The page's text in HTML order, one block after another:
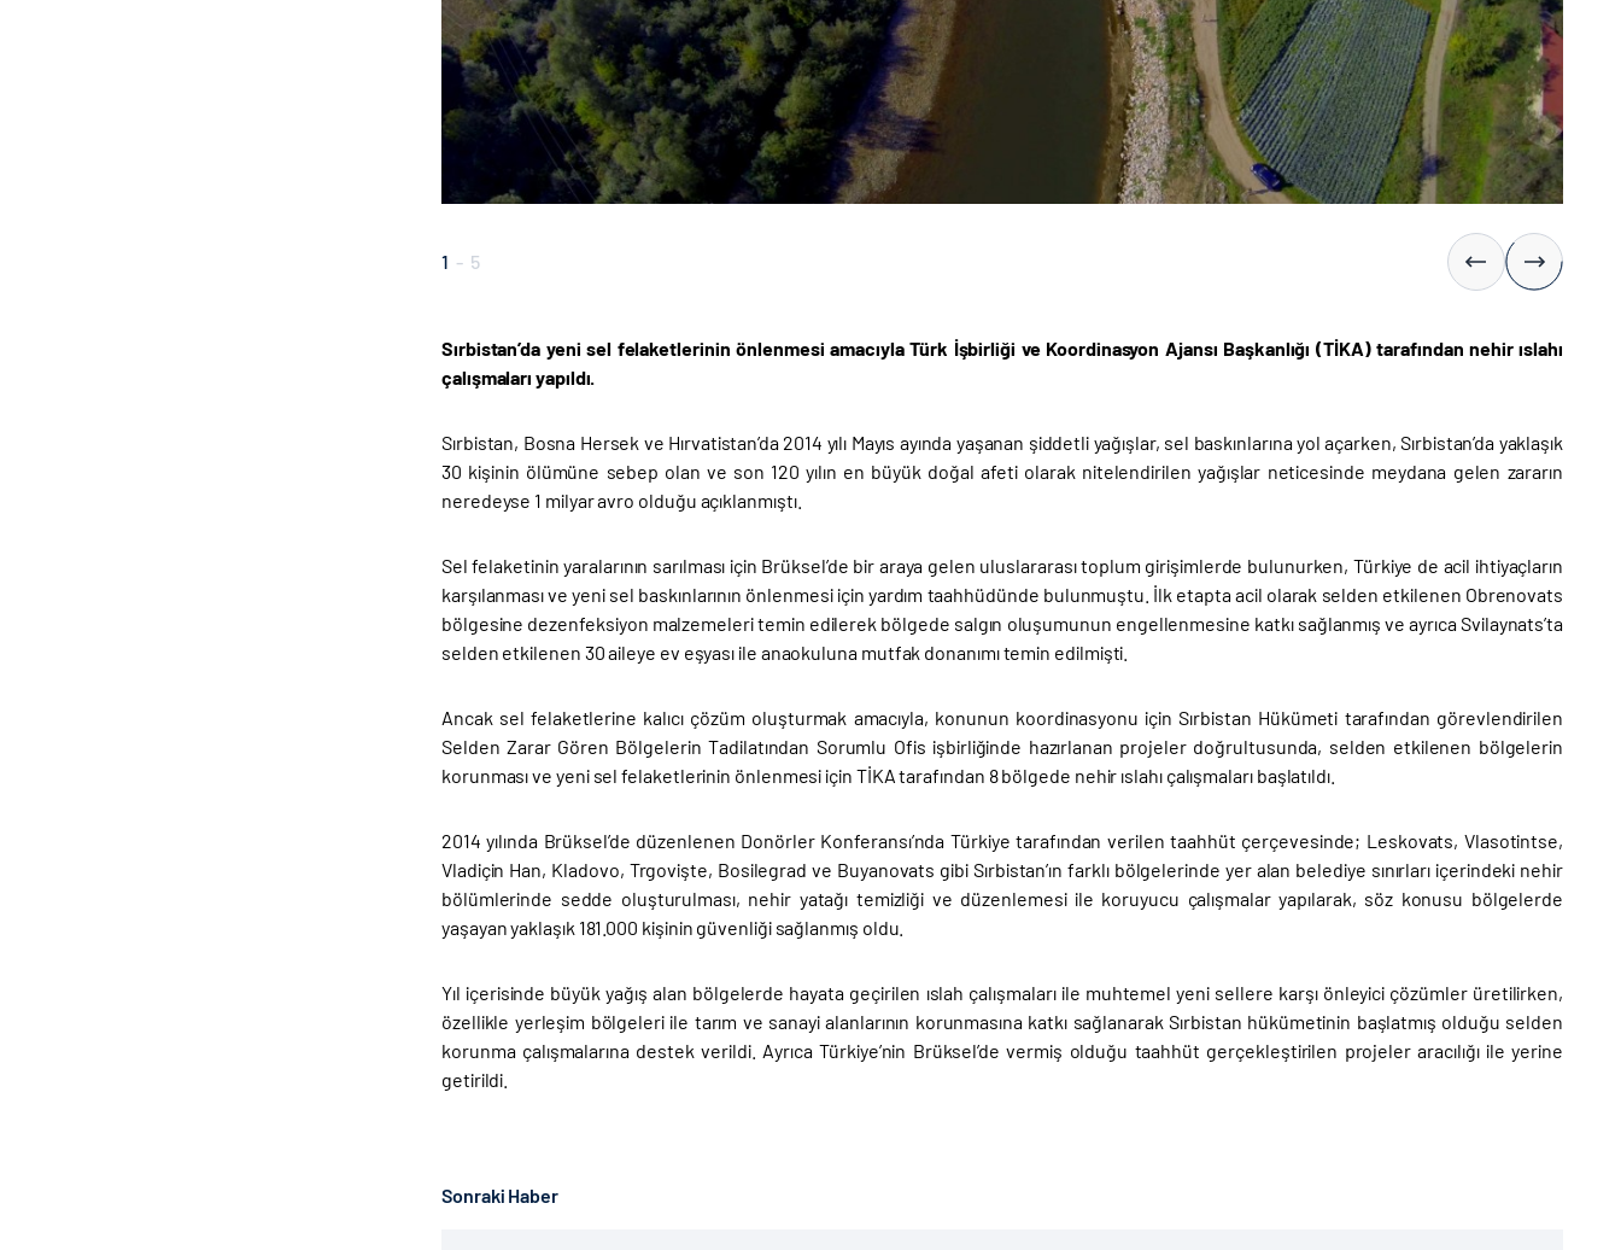
1 - 5
Sırbistan’da yeni sel felaketlerinin önlenmesi amacıyla Türk İşbirliği ve Koordinasyon Ajansı Başkanlığı (TİKA) tarafından nehir ıslahı
çalışmaları yapıldı.
Sırbistan, Bosna Hersek ve Hırvatistan’da 2014 yılı Mayıs ayında yaşanan şiddetli yağışlar, sel baskınlarına yol açarken, Sırbistan’da yaklaşık
30 kişinin ölümüne sebep olan ve son 120 yılın en büyük doğal afeti olarak nitelendirilen yağışlar neticesinde meydana gelen zararın
neredeyse 1 milyar avro olduğu açıklanmıştı.
Sel felaketinin yaralarının sarılması için Brüksel’de bir araya gelen uluslararası toplum girişimlerde bulunurken, Türkiye de acil ihtiyaçların
karşılanması ve yeni sel baskınlarının önlenmesi için yardım taahhüdünde bulunmuştu. İlk etapta acil olarak selden etkilenen Obrenovats
bölgesine dezenfeksiyon malzemeleri temin edilerek bölgede salgın oluşumunun engellenmesine katkı sağlanmış ve ayrıca Svilaynats’ta
selden etkilenen 30 aileye ev eşyası ile anaokuluna mutfak donanımı temin edilmişti.
Ancak sel felaketlerine kalıcı çözüm oluşturmak amacıyla, konunun koordinasyonu için Sırbistan Hükümeti tarafından görevlendirilen
Selden Zarar Gören Bölgelerin Tadilatından Sorumlu Ofis işbirliğinde hazırlanan projeler doğrultusunda, selden etkilenen bölgelerin
korunması ve yeni sel felaketlerinin önlenmesi için TİKA tarafından 8 bölgede nehir ıslahı çalışmaları başlatıldı.
2014 yılında Brüksel’de düzenlenen Donörler Konferansı’nda Türkiye tarafından verilen taahhüt çerçevesinde; Leskovats, Vlasotintse,
Vladiçin Han, Kladovo, Trgovişte, Bosilegrad ve Buyanovats gibi Sırbistan’ın farklı bölgelerinde yer alan belediye sınırları içerindeki nehir
bölümlerinde sedde oluşturulması, nehir yatağı temizliği ve düzenlemesi ile koruyucu çalışmalar yapılarak, söz konusu bölgelerde
yaşayan yaklaşık 181.000 kişinin güvenliği sağlanmış oldu.
Yıl içerisinde büyük yağış alan bölgelerde hayata geçirilen ıslah çalışmaları ile muhtemel yeni sellere karşı önleyici çözümler üretilirken,
özellikle yerleşim bölgeleri ile tarım ve sanayi alanlarının korunmasına katkı sağlanarak Sırbistan hükümetinin başlatmış olduğu selden
korunma çalışmalarına destek verildi. Ayrıca Türkiye’nin Brüksel’de vermiş olduğu taahhüt gerçekleştirilen projeler aracılığı ile yerine
getirildi.
Sonraki Haber